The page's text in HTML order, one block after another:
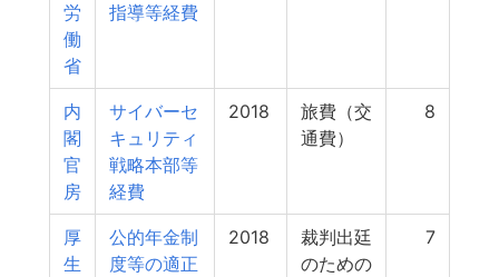
労
働
省
指導等経費
内
閣
官
房
サイバーセ
キュリティ
戦略本部等
経費
2018
旅費（交
通費）
8
厚
生
公的年金制
度等の適正
2018
裁判出廷
のための
7